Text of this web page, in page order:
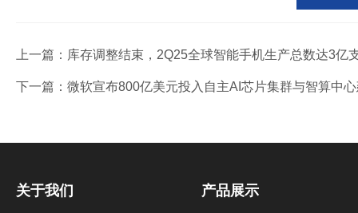
上一篇： 库存调整结束，2Q25全球智能手机生产总数达3
下一篇： 微软宣布800亿美元投入自主AI芯片集群与智算中
关于我们 产品展示